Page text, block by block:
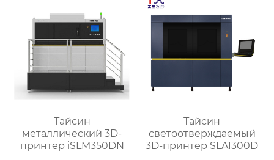
Тайсин
металлический 3D-
принтер iSLM350DN
Тайсин
светоотверждаемый
3D-принтер SLA1300D